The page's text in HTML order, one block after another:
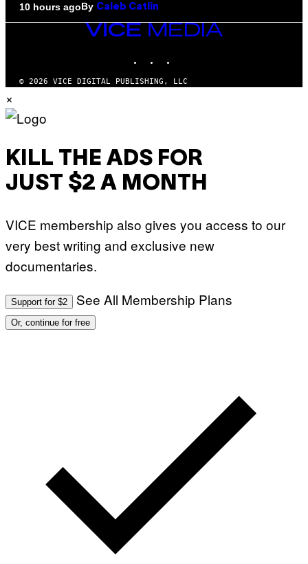
10 hours agoBy Caleb Catlin
VICE
MEDIA
© 2026 VICE DIGITAL PUBLISHING, LLC
×
KILL THE ADS FOR
JUST $2 A MONTH
VICE membership also gives you access to our
very best writing and exclusive new
documentaries.
Support for $2 See All Membership Plans
Or, continue for free